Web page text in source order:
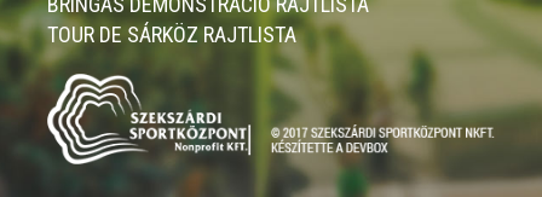
TOUR DE SÁRKÖZ RAJTLISTA